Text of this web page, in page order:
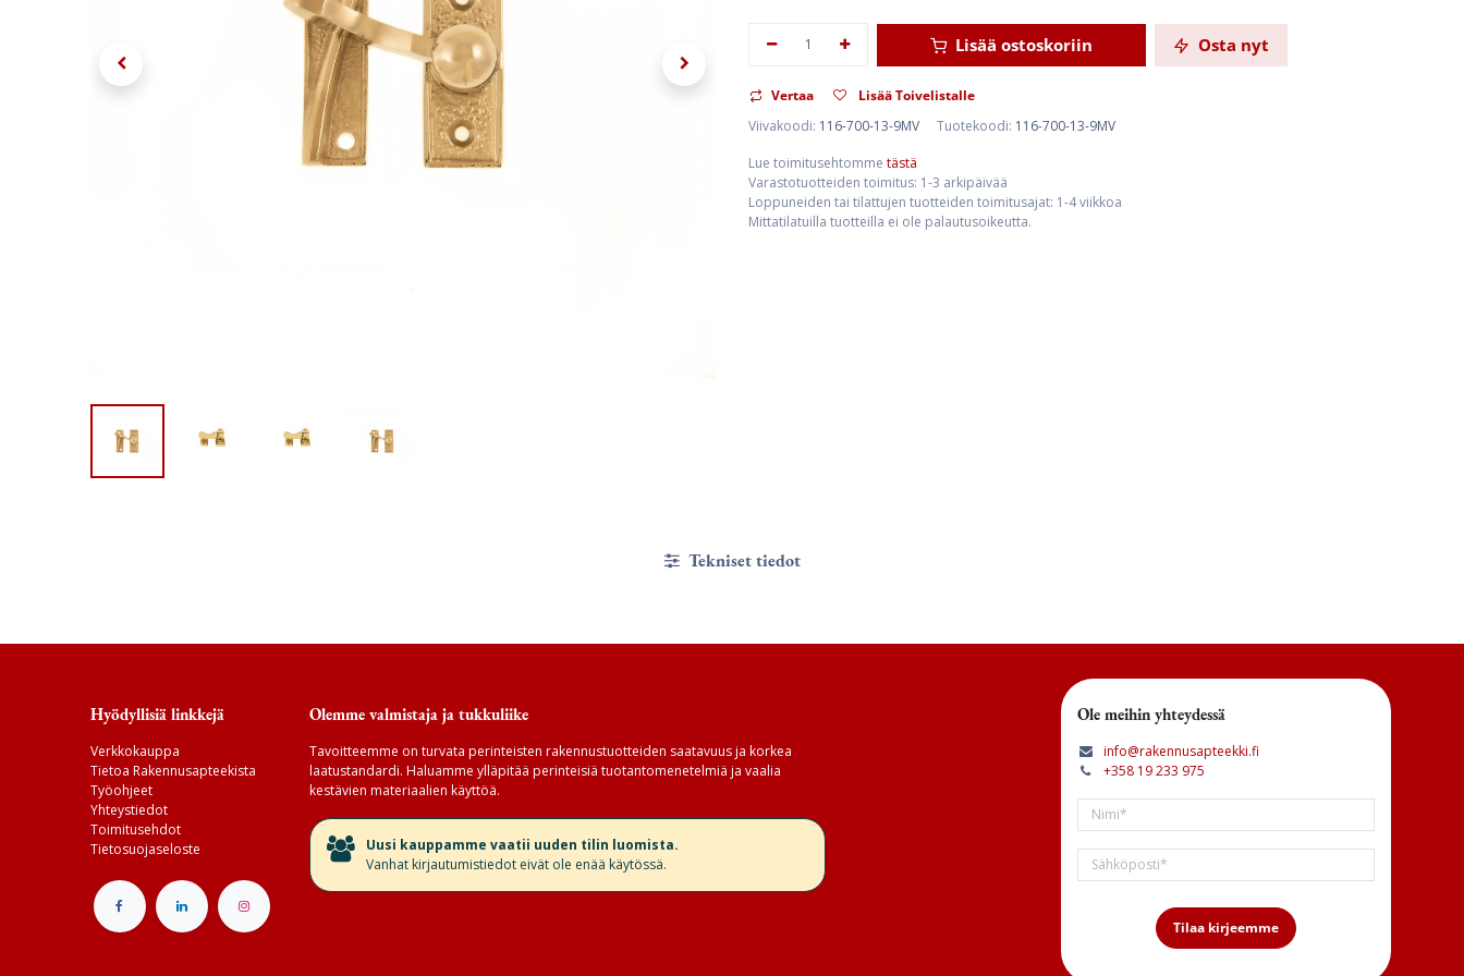
Lisää ostoskoriin Osta nyt
Vertaa
Lisää Toivelistalle
Viivakoodi: 116-700-13-9MV Tuotekoodi: 116-700-13-9MV
Lue toimitusehtomme tästä
Varastotuotteiden toimitus: 1-3 arkipäivää
Loppuneiden tai tilattujen tuotteiden toimitusajat: 1-4 viikkoa
Mittatilatuilla tuotteilla ei ole palautusoikeutta.
Tekniset tiedot
Hyödyllisiä linkkejä
Verkkokauppa
Tietoa Rakennusapteekista
Työohjeet
Yhteystiedot
Toimitusehdot
Tietosuojaseloste
Olemme valmistaja ja tukkuliike
Tavoitteemme on turvata perinteisten rakennustuotteiden saatavuus ja korkea
laatustandardi. Haluamme ylläpitää perinteisiä tuotantomenetelmiä ja vaalia
kestävien materiaalien käyttöä.
​Uusi kauppamme vaatii uuden tilin luomista.
Vanhat kirjautumistiedot eivät ole enää käytössä.
Ole meihin yhteydessä
info@rakennusapteekki.fi
+358 19 233 975
Tilaa kirjeemme